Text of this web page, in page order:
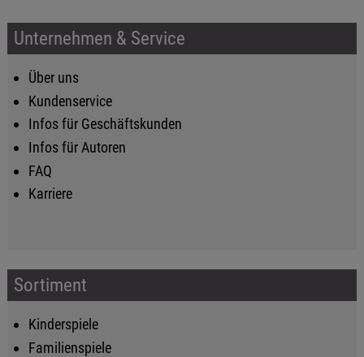
Unternehmen & Service
Über uns
Kundenservice
Infos für Geschäftskunden
Infos für Autoren
FAQ
Karriere
Sortiment
Kinderspiele
Familienspiele